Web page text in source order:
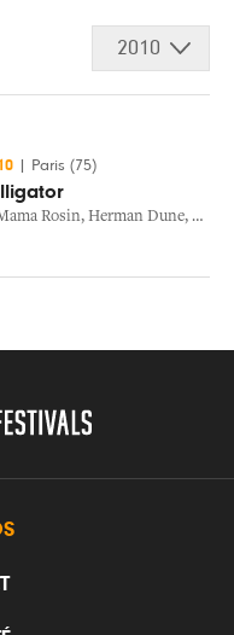
2010
Paris (75)
Rosin, Herman Dune, Vieux